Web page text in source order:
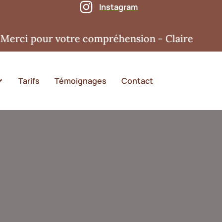
Instagram
votre compréhension - Claire
Tarifs Témoignages Contact